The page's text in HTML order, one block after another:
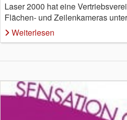
Laser 2000 hat eine
Flächen- und Zeilenkameras
Weiterlesen